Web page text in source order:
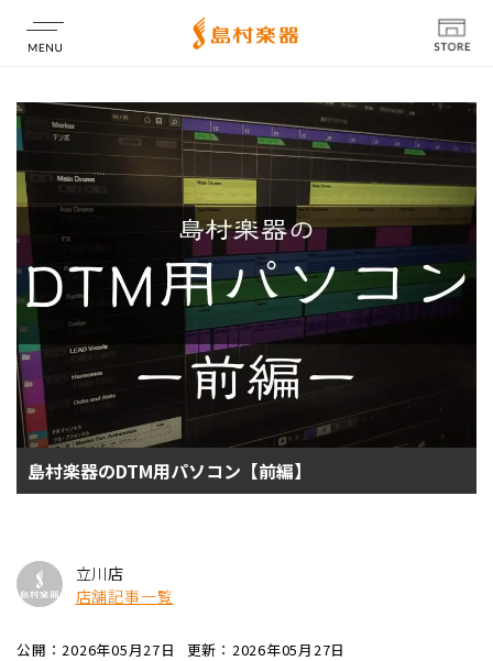
店舗情報
島村楽器のDTM用パソコン【前編】
立川店
店舗記事一覧
公開：2026年05月27日 更新：2026年05月27日